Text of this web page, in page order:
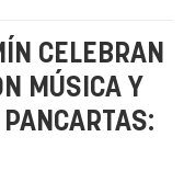
CELEBRAN
MÚSICA Y